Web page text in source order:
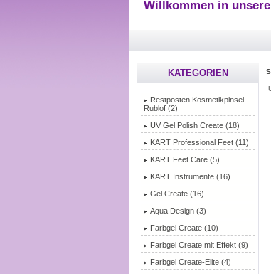
Willkommen in
KATEGORIEN
Restposten Kosmetikpinsel
Rublof (2)
UV Gel Polish Create (18)
KART Professional Feet (11)
KART Feet Care (5)
KART Instrumente (16)
Gel Create (16)
Aqua Design (3)
Farbgel Create (10)
Farbgel Create mit Effekt (9)
Farbgel Create-Elite (4)